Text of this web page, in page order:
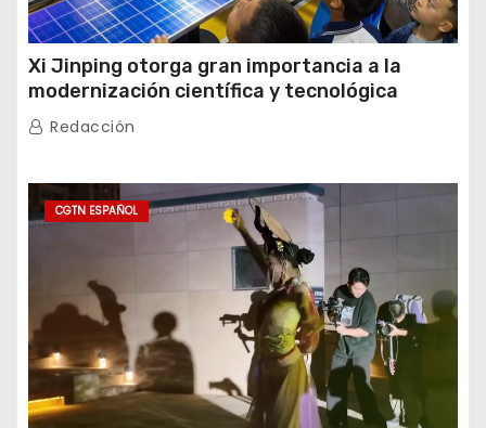
Xi Jinping otorga gran importancia a la
modernización científica y tecnológica
Redacción
CGTN ESPAÑOL